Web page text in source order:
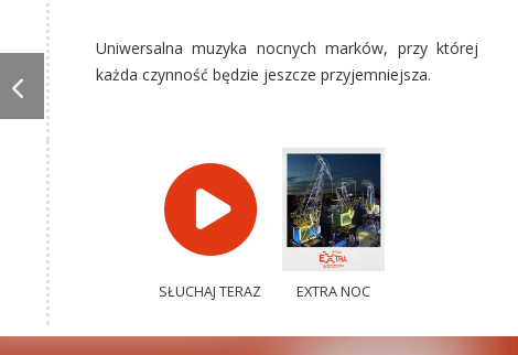
Uniwersalna muzyka nocnych marków, przy której
każda czynność będzie jeszcze przyjemniejsza.
SŁUCHAJ TERAZ EXTRA NOC